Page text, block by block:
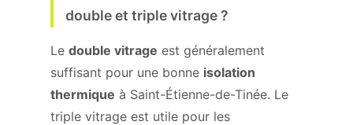
double et triple vitrage ?
Le double vitrage est généralement
suffisant pour une bonne isolation
thermique à Saint-Étienne-de-Tinée. Le
triple vitrage est utile pour les